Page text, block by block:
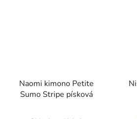
Naomi kimono Petite
Sumo Stripe písková